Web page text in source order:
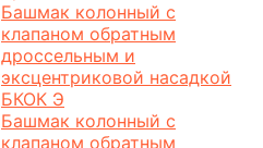
Башмак колонный с
клапаном обратным
дроссельным и
эксцентриковой насадкой
БКОК Э
Башмак колонный с
клапаном обратным